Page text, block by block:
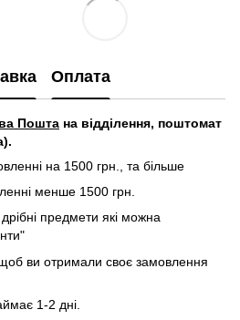
Оплата
Пошта на відділення, поштомат
на 1500 грн., та більше
менше 1500 грн.
предмети які можна
ви отримали своє замовлення
1-2 дні.